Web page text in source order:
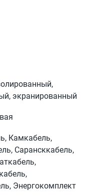
экранированный
Камкабель,
Сарансккабель,
Энергокомплект